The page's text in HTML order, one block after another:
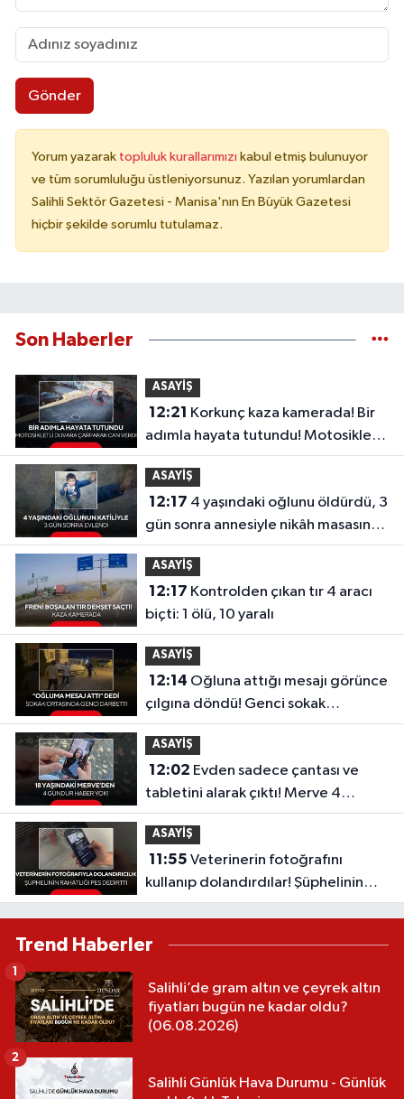
Gönder
Yorum yazarak topluluk kurallarımızı kabul etmiş bulunuyor
ve tüm sorumluluğu üstleniyorsunuz. Yazılan yorumlardan
Salihli Sektör Gazetesi - Manisa'nın En Büyük Gazetesi
hiçbir şekilde sorumlu tutulamaz.
Son Haberler
ASAYİŞ
12:21
adımla hayata tutundu! Motosikletli
duvara çarparak can verdi
ASAYİŞ
12:17
gün sonra annesiyle nikâh masasına
oturdu!
ASAYİŞ
12:17
biçti: 1 ölü, 10 yaralı
ASAYİŞ
12:14
çılgına döndü! Genci sokak
ortasında darbetti
ASAYİŞ
12:02
tabletini alarak çıktı! Merve 4
gündür kayıp
ASAYİŞ
11:55
kullanıp dolandırdılar! Şüphelinin
sözleri “pes” dedirtti
Trend Haberler
Salihli’de gram altın ve çeyrek altın
fiyatları bugün ne kadar oldu?
(06.08.2026)
1
Salihli Günlük Hava Durumu - Günlük
2